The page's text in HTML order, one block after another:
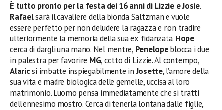
È tutto pronto per la festa dei 16 anni di Lizzie e Josie.
Rafaelsarà il cavaliere della bionda Saltzman e vuole
essere perfetto per non deludere la ragazza e non tradire
ulteriormente la memoria della sua ex fidanzata. Hope
cerca di dargli una mano. Nel mentre, Penelopeblocca i due
in palestra per favorire MG, cotto di Lizzie. Al contempo,
Alaricsi imbatte inspiegabilmente inJosette, l’amore della
sua vita e madre biologica delle gemelle, uccisa al loro
matrimonio. L’uomo pensa immediatamente che si tratti
dell’ennesimo mostro. Cerca di tenerla lontana dalle figlie,